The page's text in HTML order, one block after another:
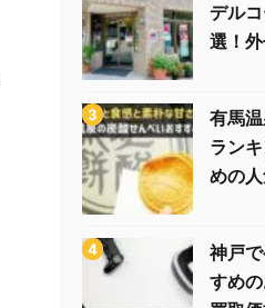
デル
選！
有馬
ラン
めの
神戸
すめ